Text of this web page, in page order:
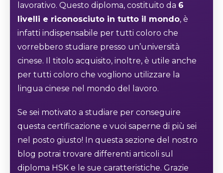
lavorativo. Questo diploma, costituito da 6
livelli e riconosciuto in tutto il mondo, è
infatti indispensabile per tutti coloro che
vorrebbero studiare presso un’università
cinese. Il titolo acquisito, inoltre, è utile anche
per tutti coloro che vogliono utilizzare la
lingua cinese nel mondo del lavoro.
Se sei motivato a studiare per conseguire
questa certificazione e vuoi saperne di più sei
nel posto giusto! In questa sezione del nostro
blog potrai trovare differenti articoli sul
diploma HSK e le sue caratteristiche. Grazie